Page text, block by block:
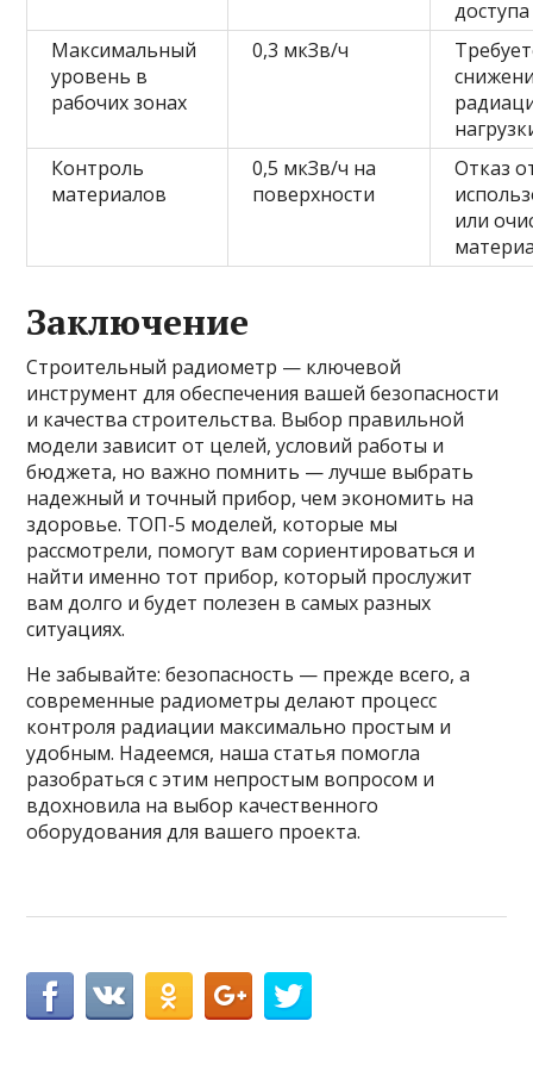
доступа
Максимальный
уровень в
рабочих зонах
0,3 мкЗв/ч
Контроль
материалов
0,5 мкЗв/ч на
поверхности
Отказ
или
Заключение
Строительный радиометр — ключевой
инструмент для обеспечения вашей безопасности
и качества строительства. Выбор правильной
модели зависит от целей, условий работы и
бюджета, но важно помнить — лучше выбрать
надежный и точный прибор, чем экономить на
здоровье. ТОП-5 моделей, которые мы
рассмотрели, помогут вам сориентироваться и
найти именно тот прибор, который прослужит
вам долго и будет полезен в самых разных
ситуациях.
Не забывайте: безопасность — прежде всего, а
современные радиометры делают процесс
контроля радиации максимально простым и
удобным. Надеемся, наша статья помогла
разобраться с этим непростым вопросом и
вдохновила на выбор качественного
оборудования для вашего проекта.